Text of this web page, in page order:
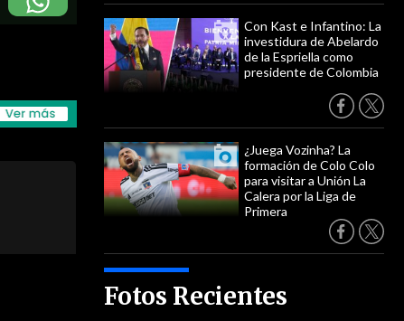
Con Kast e Infantino: La
investidura de Abelardo
de la Espriella como
presidente de Colombia
¿Juega Vozinha? La
formación de Colo Colo
para visitar a Unión La
Calera por la Liga de
Primera
Fotos Recientes